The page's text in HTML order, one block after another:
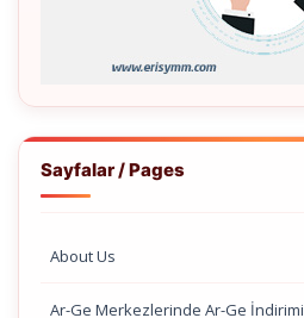
Sayfalar / Pages
About Us
Ar-Ge Merkezlerinde Ar-Ge İndirimi